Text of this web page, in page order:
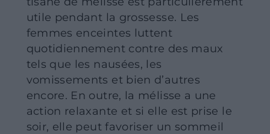
utile pendant la grossesse. Les
femmes enceintes luttent
quotidiennement contre des maux
tels que les nausées, les
vomissements et bien d’autres
encore. En outre, la mélisse a une
action relaxante et si elle est prise le
soir, elle peut favoriser un sommeil